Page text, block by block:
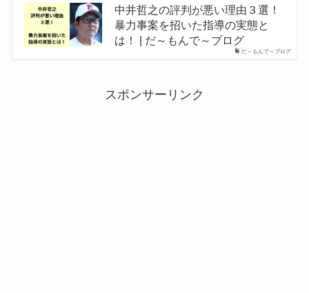
だ～もんで～ブログ
中井哲之の評判が悪い理由３選！
暴力事案を招いた指導の実態と
は！ | だ～もんで～ブログ
スポンサーリンク